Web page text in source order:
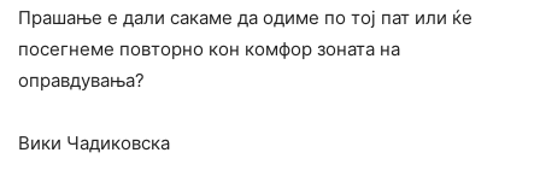
Прашање е дали сакаме да одиме по тој пат или ќе
посегнеме повторно кон комфор зоната на
оправдувања?
Вики Чадиковска